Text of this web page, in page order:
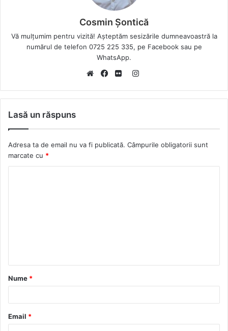
Cosmin Șontică
Vă mulțumim pentru vizită! Așteptăm sesizările dumneavoastră la
numărul de telefon 0725 225 335, pe Facebook sau pe
WhatsApp.
e
a
o
l
r
I
s
r
Lasă un răspuns
Adresa ta de email nu va fi publicată. Câmpurile obligatorii sunt
marcate cu *
Nume *
Email *